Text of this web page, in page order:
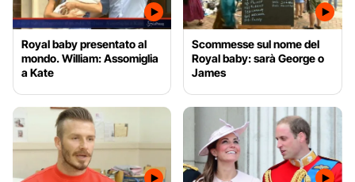
Royal baby presentato al
mondo. William: Assomiglia
a Kate
Scommesse sul nome del
Royal baby: sarà George o
James